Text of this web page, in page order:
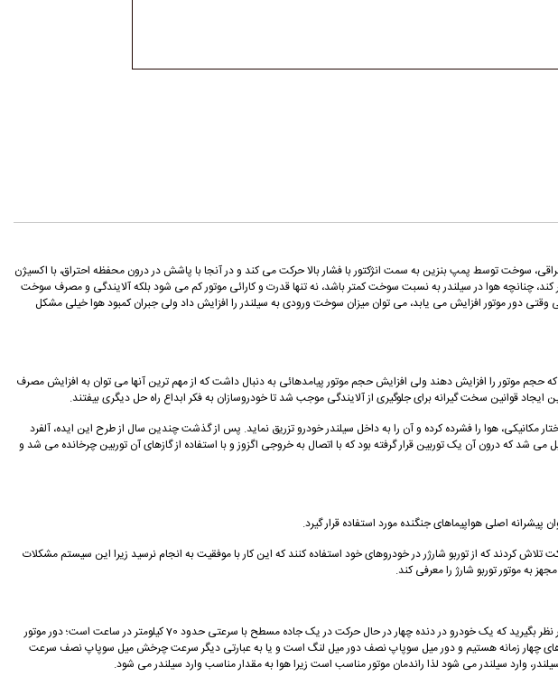
سوخت توسط پمپ بنزین به سمت انژکتور با فشار بالا حرکت می کند و در آنجا با پاشش در درون محفظه احتراق، با اکسیژن
چنانچه هوا در سیلندر به نسبت سوخت کمتر باشد، نه تنها قدرت و کارائی موتور کم می شود بلکه آلایندگی و مصرف سوخت
دور موتور افزایش می یابد، می توان میزان سوخت ورودی به سیلندر را افزایش داد ولی جبران کمبود هوا خیلی مشکل
حجم موتور را افزایش دهند ولی افزایش حجم موتور پیامدهائی به دنبال داشت که از مهم ترین آنها می توان به افزایش مصرف
قوانین سخت گیرانه برای جلوگیری از آلایندگی موجب شد تا خودروسازان به فکر ابداع راه حل دیگری بیفتند.
مکانیکی، هوا را فشرده کرده و آن را به داخل سیلندر خودرو تزریق نماید. پس از گذشت چندین سال از طرح این ایده، آلفرد
حلزونی تشکیل می شد که درون آن یک توربین قرار گرفته بود که با اتصال به خروجی اگزوز و با استفاده از گازهای آن توربین چرخانده می شد و
اصلی هواپیماهای جنگنده مورد استفاده قرار گیرد.
آغاز استفاده از تکنولوژی توربو شارژر در صنعت هوایی، این فناوری به دنیای اتومبیل ها نیز وارد شد و در دهه 50 چندین شرکت تلاش کردند که از توربو شارژر در خودروهای خود استفاده کنند که این کار با موفقیت به انجام نرسید زیرا این سیستم مشکلات
معادل نام توربو شارژ در فارسی پرخوران است که با هدف طراحی موتورهای سبک تر با حجم کمتر و در عین حال قدرتمند تر و با راندمان بالاتر اختراع شد. در نظر بگیرید که یک خودرو در دنده چهار در حال حرکت در یک جاده مسطح با سرعتی حدود 70 کیلومتر در ساعت است؛ دور موتور
34 دور می چرخد. از آنجا که در حال بحث در خصوص موتورهای چهار زمانه هستیم و دور میل سوپاپ نصف دور میل لنگ است و یا به عبارتی دیگر سرعت چرخش میل سوپاپ نصف سرعت